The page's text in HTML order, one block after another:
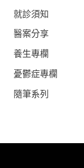
就診須知
醫案分享
養生專欄
憂鬱症專欄
隨筆系列